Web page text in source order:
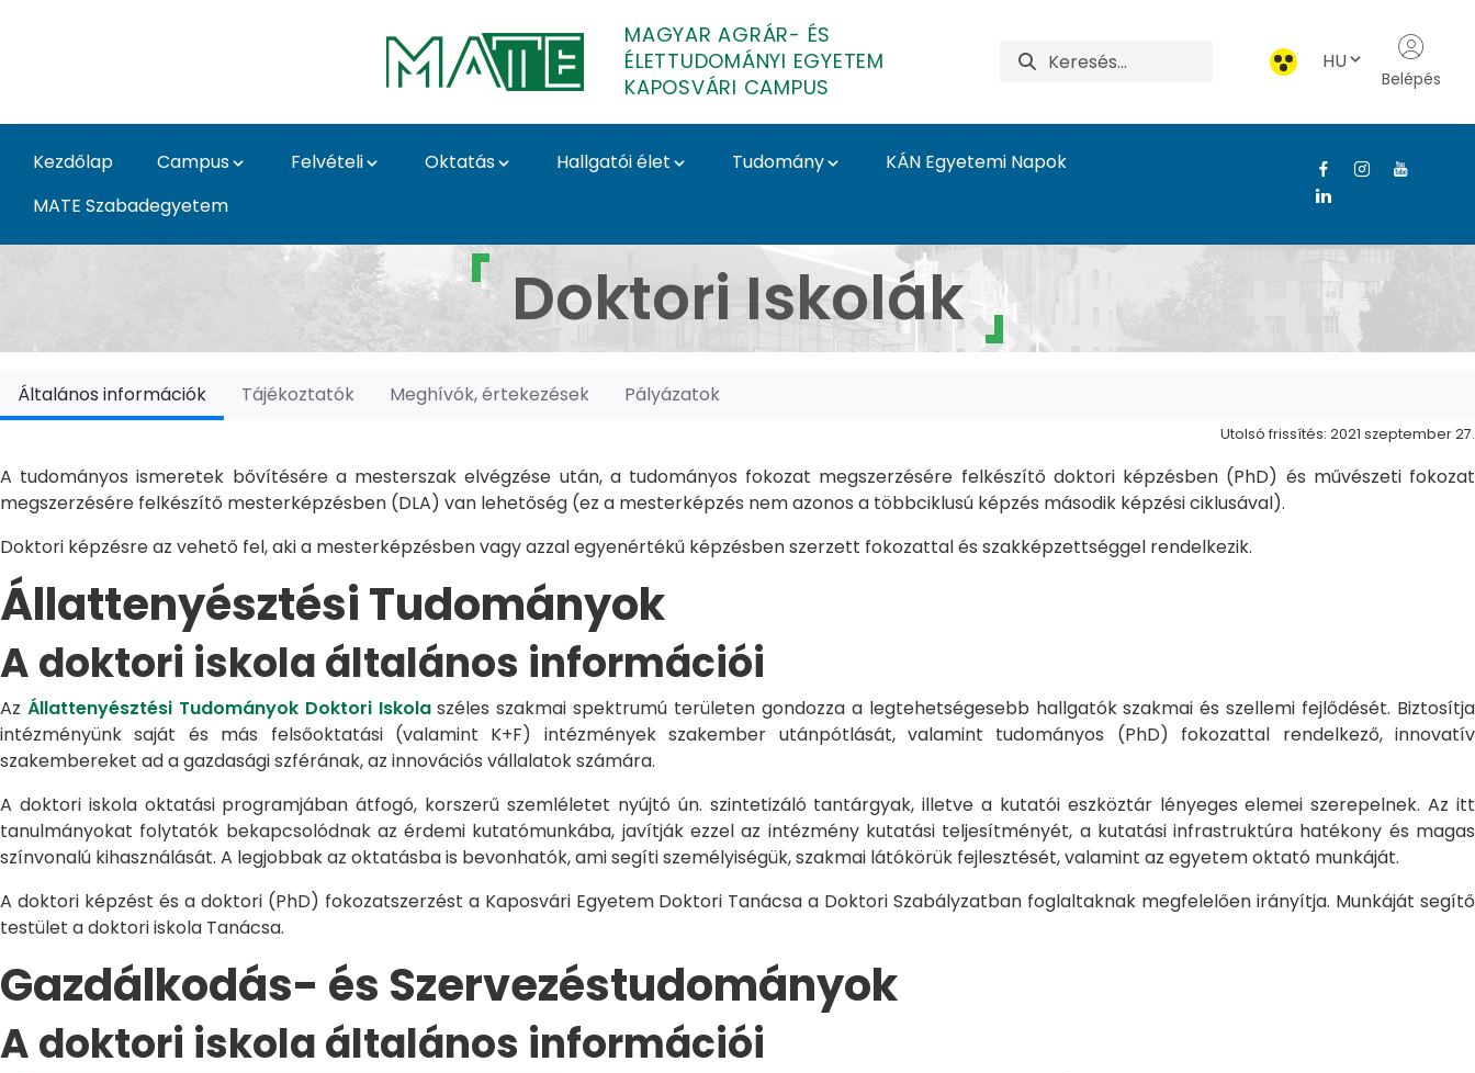
MAGYAR AGRÁR- ÉS
ÉLETTUDOMÁNYI EGYETEM
KAPOSVÁRI CAMPUS
HU
Belépés
Kezdőlap Campus Felvételi Oktatás Hallgatói élet Tudomány
KÁN Egyetemi Napok
MATE Szabadegyetem
Doktori Iskolák - Kaposvári Campus
Doktori Iskolák
Általános információk Tájékoztatók Meghívók, értekezések Pályázatok
Utolsó frissítés: 2021 szeptember 27.
A tudományos ismeretek bővítésére a mesterszak elvégzése után, a tudományos fokozat megszerzésére felkészítő doktori képzésben (PhD) és művészeti fokozat
megszerzésére felkészítő mesterképzésben (DLA) van lehetőség (ez a mesterképzés nem azonos a többciklusú képzés második képzési ciklusával).
Doktori képzésre az vehető fel, aki a mesterképzésben vagy azzal egyenértékű képzésben szerzett fokozattal és szakképzettséggel rendelkezik.
Állattenyésztési Tudományok
A doktori iskola általános információi
Az Állattenyésztési Tudományok Doktori Iskolaszéles szakmai spektrumú területen gondozza a legtehetségesebb hallgatók szakmai és szellemi fejlődését. Biztosítja
intézményünk saját és más felsőoktatási (valamint K+F) intézmények szakember utánpótlását, valamint tudományos (PhD) fokozattal rendelkező, innovatív
szakembereket ad a gazdasági szférának, az innovációs vállalatok számára.
A doktori iskola oktatási programjában átfogó, korszerű szemléletet nyújtó ún. szintetizáló tantárgyak, illetve a kutatói eszköztár lényeges elemei szerepelnek. Az itt
tanulmányokat folytatók bekapcsolódnak az érdemi kutatómunkába, javítják ezzel az intézmény kutatási teljesítményét, a kutatási infrastruktúra hatékony és magas
színvonalú kihasználását. A legjobbak az oktatásba is bevonhatók, ami segíti személyiségük, szakmai látókörük fejlesztését, valamint az egyetem oktató munkáját.
A doktori képzést és a doktori (PhD) fokozatszerzést a Kaposvári Egyetem Doktori Tanácsa a Doktori Szabályzatban foglaltaknak megfelelően irányítja. Munkáját segítő
testület a doktori iskola Tanácsa.
Gazdálkodás- és Szervezéstudományok
A doktori iskola általános információi